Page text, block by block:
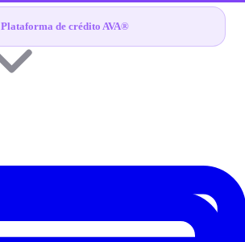
Plataforma de crédito AVA®